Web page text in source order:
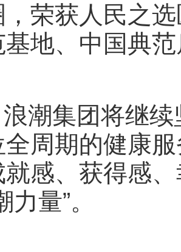
，荣获人民之
基地、中国典
潮集团将继
周期的健康
就感、获得感
量”。